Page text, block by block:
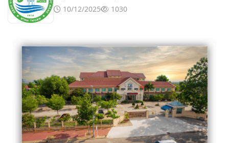
10/12/2025 1030